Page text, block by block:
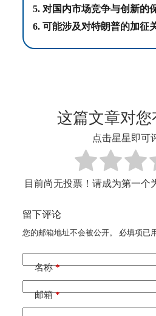
5. 对国内市场竞争与创新的
6. 可能涉及对特朗普的加征
这篇文章对您
点击星星即可
目前尚无投票！请成为第一个
留下评论
您的邮箱地址不会被公开。 必填项已
名称*
邮箱*
A
t
e
t